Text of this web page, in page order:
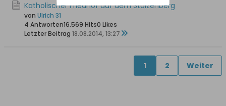
Katholischer Friedhof auf dem Stolzenberg
von Ulrich 31
4 Antworten16.569 Hits0 Likes
Letzter Beitrag 18.08.2014, 13:27
1 2 Weiter